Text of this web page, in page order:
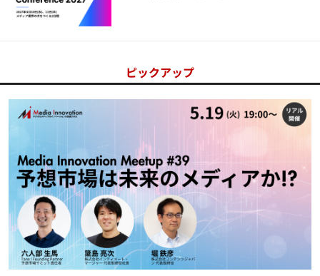
ピックアップ